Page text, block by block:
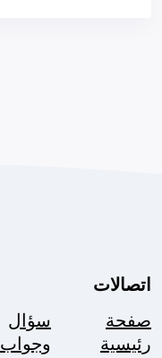
اتصالات
صفحة
رئيسية
سؤال
وجواب